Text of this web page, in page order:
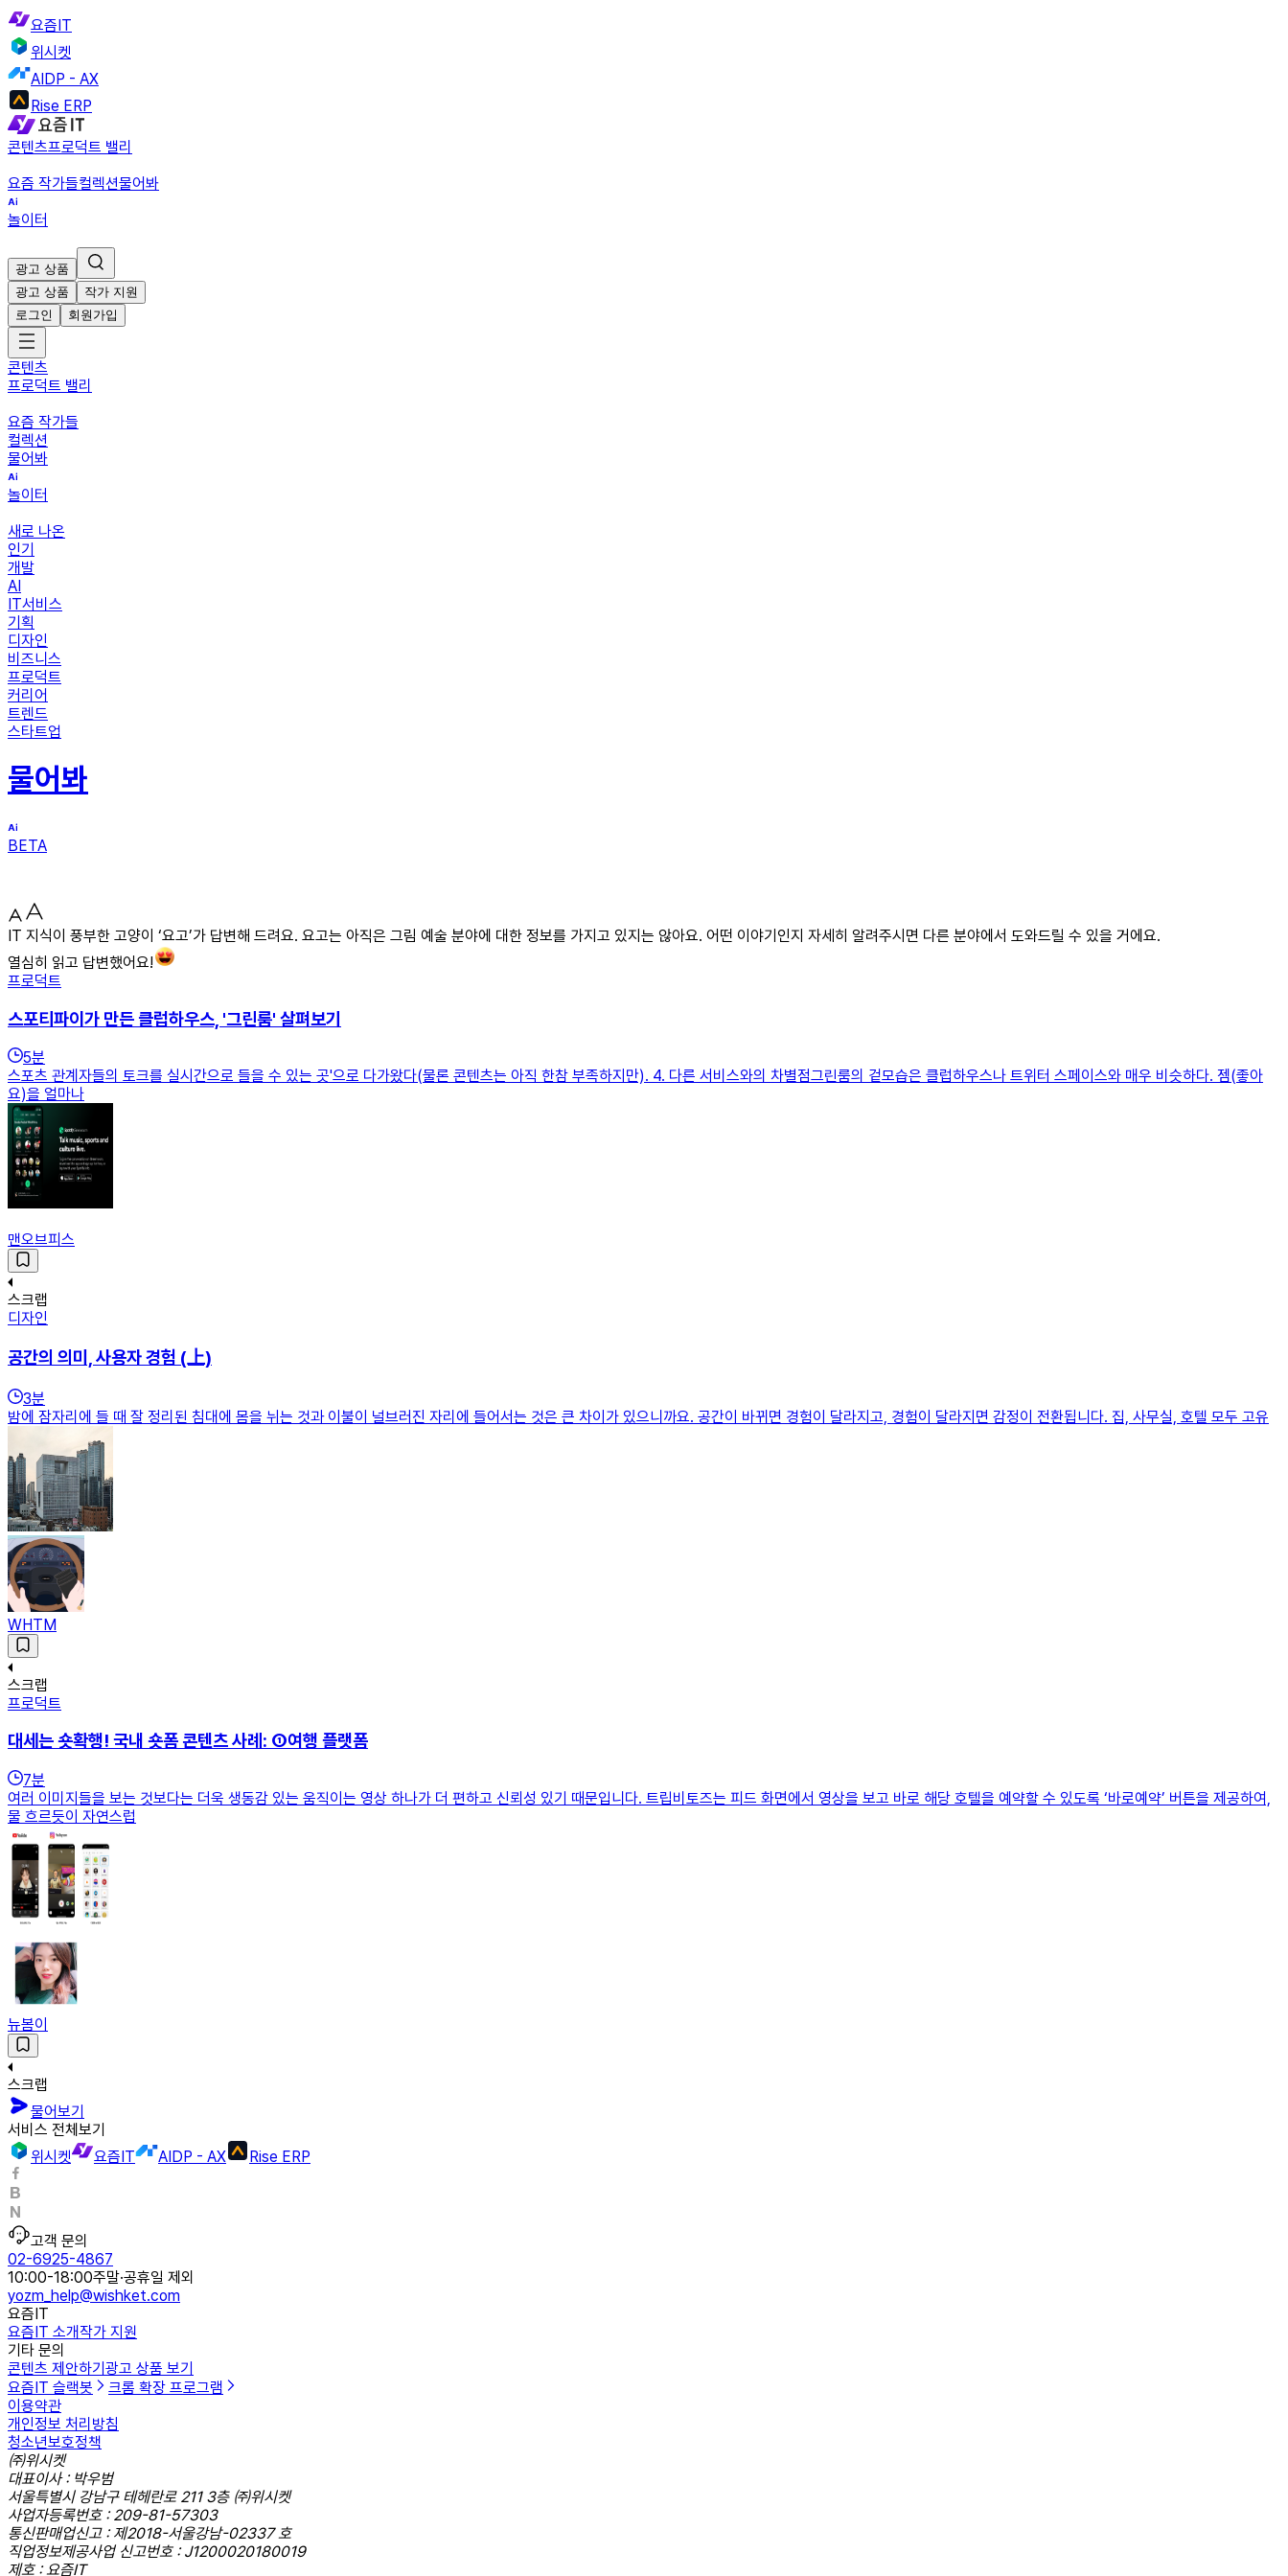
요즘IT
위시켓
AIDP - AX
Rise ERP
콘텐츠프로덕트 밸리
요즘 작가들컬렉션물어봐
놀이터
광고 상품
광고 상품
작가 지원
로그인
회원가입
콘텐츠
프로덕트 밸리
요즘 작가들
컬렉션
물어봐
놀이터
새로 나온
인기
개발
AI
IT서비스
기획
디자인
비즈니스
프로덕트
커리어
트렌드
스타트업
물어봐
BETA
IT 지식이 풍부한 고양이 ‘요고’가 답변해 드려요. 요고는 아직은 그림 예술 분야에 대한 정보를 가지고 있지는 않아요. 어떤 이야기인지 자세히 알려주시면 다른 분야에서 도와드릴 수 있을 거에요.
열심히 읽고 답변했어요!
프로덕트
스포티파이가 만든 클럽하우스, '그린룸' 살펴보기
5분
스포츠 관계자들의 토크를 실시간으로 들을 수 있는 곳'으로 다가왔다(물론 콘텐츠는 아직 한참 부족하지만). 4. 다른 서비스와의 차별점그린룸의 겉모습은 클럽하우스나 트위터 스페이스와 매우 비슷하다. 젬(좋아
요)을 얼마나
맨오브피스
스크랩
디자인
공간의 의미, 사용자 경험 (上)
3분
밤에 잠자리에 들 때 잘 정리된 침대에 몸을 뉘는 것과 이불이 널브러진 자리에 들어서는 것은 큰 차이가 있으니까요. 공간이 바뀌면 경험이 달라지고, 경험이 달라지면 감정이 전환됩니다. 집, 사무실, 호텔 모두 고유
WHTM
스크랩
프로덕트
대세는 숏확행! 국내 숏폼 콘텐츠 사례: ①여행 플랫폼
7분
여러 이미지들을 보는 것보다는 더욱 생동감 있는 움직이는 영상 하나가 더 편하고 신뢰성 있기 때문입니다. 트립비토즈는 피드 화면에서 영상을 보고 바로 해당 호텔을 예약할 수 있도록 ‘바로예약’ 버튼을 제공하여,
물 흐르듯이 자연스럽
뉴봄이
스크랩
물어보기
서비스 전체보기
위시켓
요즘IT AIDP - AX Rise ERP
고객 문의
02-6925-4867
10:00-18:00주말·공휴일 제외
yozm_help@wishket.com
요즘IT
요즘IT 소개작가 지원
기타 문의
콘텐츠 제안하기 광고 상품 보기
요즘IT 슬랙봇
크롬 확장 프로그램
이용약관
개인정보 처리방침
청소년보호정책
㈜위시켓
대표이사 : 박우범
서울특별시 강남구 테헤란로 211 3층 ㈜위시켓
사업자등록번호 : 209-81-57303
통신판매업신고 : 제2018-서울강남-02337 호
직업정보제공사업 신고번호 : J1200020180019
제호 : 요즘IT